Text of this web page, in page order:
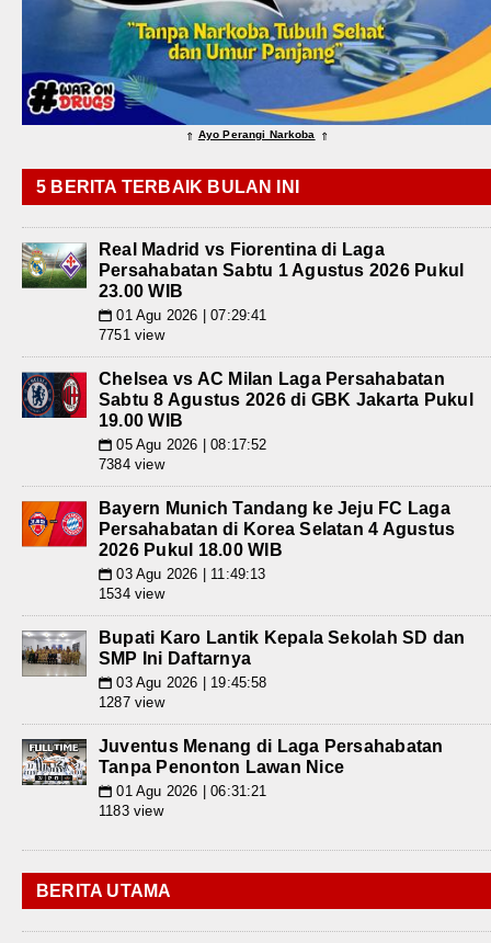
⇑ Ayo Perangi Narkoba ⇑
5 BERITA TERBAIK BULAN INI
Real Madrid vs Fiorentina di Laga
Persahabatan Sabtu 1 Agustus 2026 Pukul
23.00 WIB
📅 01 Agu 2026 | 07:29:41
7751 view
Chelsea vs AC Milan Laga Persahabatan
Sabtu 8 Agustus 2026 di GBK Jakarta Pukul
19.00 WIB
📅 05 Agu 2026 | 08:17:52
7384 view
Bayern Munich Tandang ke Jeju FC Laga
Persahabatan di Korea Selatan 4 Agustus
2026 Pukul 18.00 WIB
📅 03 Agu 2026 | 11:49:13
1534 view
Bupati Karo Lantik Kepala Sekolah SD dan
SMP Ini Daftarnya
📅 03 Agu 2026 | 19:45:58
1287 view
Juventus Menang di Laga Persahabatan
Tanpa Penonton Lawan Nice
📅 01 Agu 2026 | 06:31:21
1183 view
BERITA UTAMA